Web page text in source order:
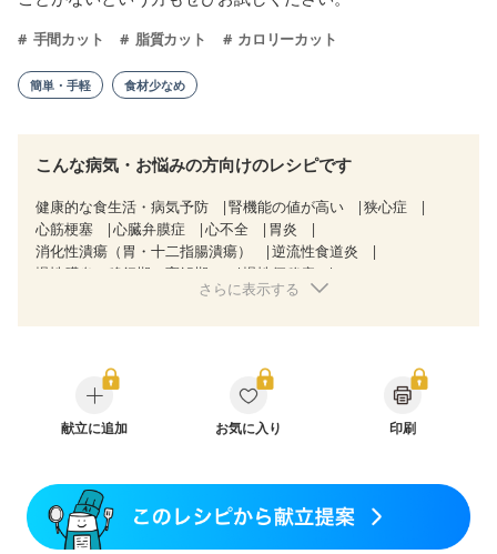
手間カット 脂質カット カロリーカット
簡単・手軽 食材少なめ
こんな病気・お悩みの方向けのレシピです
健康的な食生活・病気予防 腎機能の値が高い
狭心症
心筋梗塞
心臓弁膜症 心不全
胃炎
消化性潰瘍（胃・十二指腸潰瘍）
逆流性食道炎
慢性膵炎（移行期・寛解期）
慢性便秘症
過敏性腸症候群（IBS）
胃がん治療を終えた方・経過観察中の方
大腸がん治療を終えた方・経過観察中の方
大腸がん（抗がん剤治療中）
大腸がん（放射線治療中）
フレイル（年齢に合わせた体作り）
さらに表示する
献立に追加 お気に入り 印刷